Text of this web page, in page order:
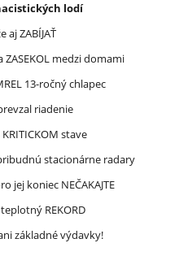
lodí
aj ZABÍJAŤ
medzi domami
13-ročný chlapec
riadenie
stave
stacionárne radary
jej koniec NEČAKAJTE
REKORD
základné výdavky!